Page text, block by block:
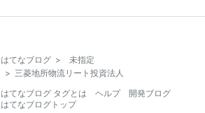
はてなブログ >
未指定
> 三菱地所物流リート投資法人
はてなブログ タグとは
ヘルプ
開発ブログ
はてなブログトップ